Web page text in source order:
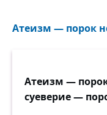
Атеизм — порок
Атеизм —
суеверие —